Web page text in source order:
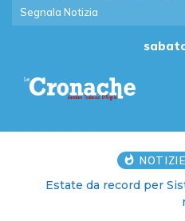
Segnala Notizia
Estate da record per